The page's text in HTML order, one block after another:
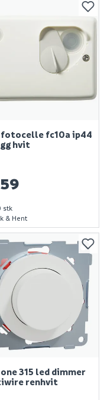
fotocelle fc10a ip44
hvit
stk
& Hent
315 led dimmer
renhvit